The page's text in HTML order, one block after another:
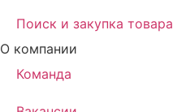
Поиск и закупка товара
О компании
Команда